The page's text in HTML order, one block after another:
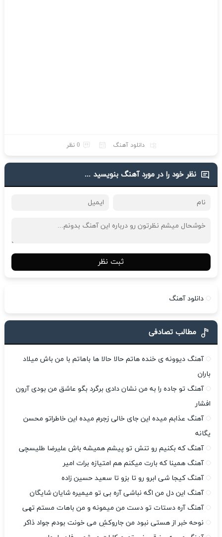
دانلود آهنگ 0 نظر
نظر خود را در مورد آهنگ بنویسید ...
ثبت نظر
دانلود آهنگ
مطالب تصادفی
آهنگ دیوونه ی خنده هاتم حالا حالا ها باهاتم با من باش میلاد
باران
آهنگ تو جاده را به من نشان دادی برگرد بگو عاشق من بودی آرون
افشار
آهنگ عذابم میده این جای خالی زجرم میده این خاطراتو محسن
یگانه
آهنگ که بکنیم رو تنش تو پیشم همیشه باش علیرضا طلیسچی
آهنگ همینا که بارت میکنم هم امتیازه برات امیر
آهنگ کیجا شی ابرو رو تا بزو تا سعید حسین زاده
آهنگ این دل من اگه نباشی آره بی تو میمیره شایان شایگان
آهنگ آره دستات تو دست من میمونه و من باهات مستم تهی
نوحه خبر از هستی نبود من جاروکشِ می خونت بودم جواد ذاکر